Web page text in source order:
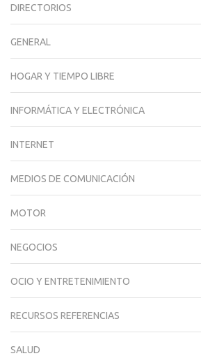
DIRECTORIOS
GENERAL
HOGAR Y TIEMPO LIBRE
INFORMÁTICA Y ELECTRÓNICA
INTERNET
MEDIOS DE COMUNICACIÓN
MOTOR
NEGOCIOS
OCIO Y ENTRETENIMIENTO
RECURSOS REFERENCIAS
SALUD